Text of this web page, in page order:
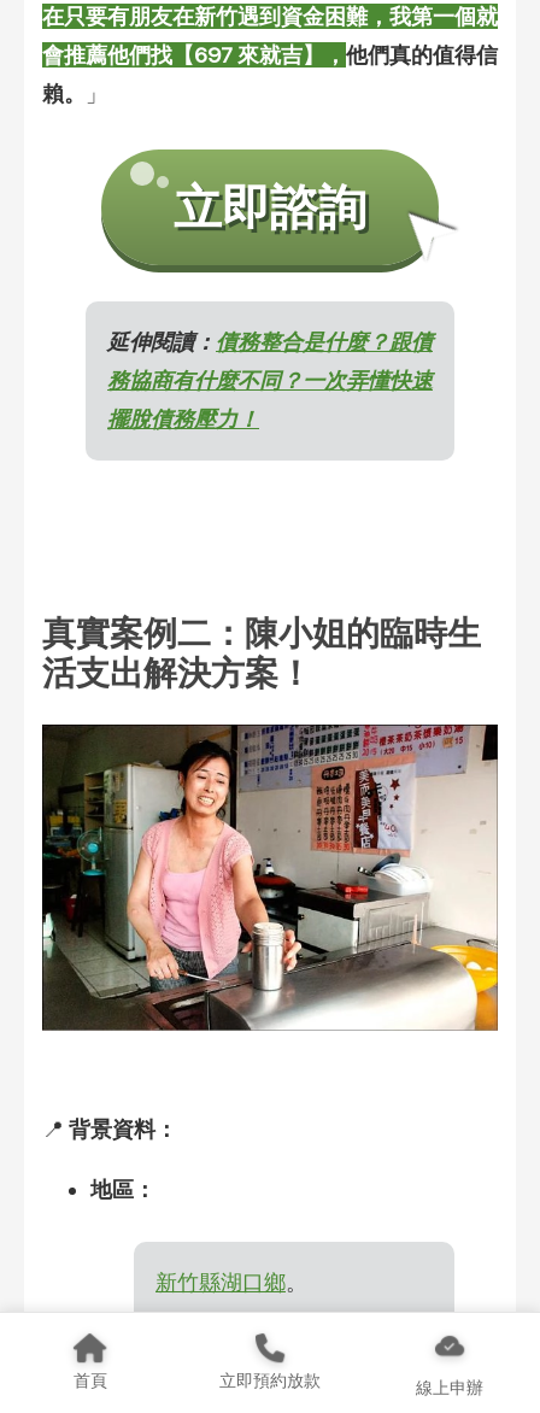
首頁 立即預約放款 線上申辦
在只要有朋友在新竹遇到資金困難，我第一個就
會推薦他們找【697 來就吉】， 他們真的值得信
賴。
」
立即諮詢➤
延伸閱讀： 債務整合是什麼？跟債
務協商有什麼不同？一次弄懂快速
擺脫債務壓力！
真實案例二：陳小姐的臨時生
活支出解決方案！
📍 背景資料：
地區：
新竹縣湖口鄉。
職業：